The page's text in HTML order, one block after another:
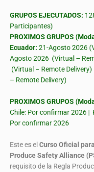
GRUPOS EJECUTADOS:
Participantes)
PROXIMOS GRUPOS
Ecuador: 21-Agosto 2026
Agosto 2026 (Virtual –
(Virtual – Remote Delivery)
– Remote Delivery)
PROXIMOS GRUPOS
Chile: Por confirmar 2026
Por confirmar 2026
Este es el Curso Oficial
Produce Safety Alliance
requisito de la Regla